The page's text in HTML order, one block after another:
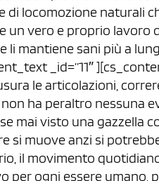
di locomozione naturali
un vero e proprio lavoro
li mantiene sani più a
_id=”11″
le articolazioni,
ha peraltro nessuna
mai visto una gazzella
si muove anzi si
il movimento
per ogni essere umano,